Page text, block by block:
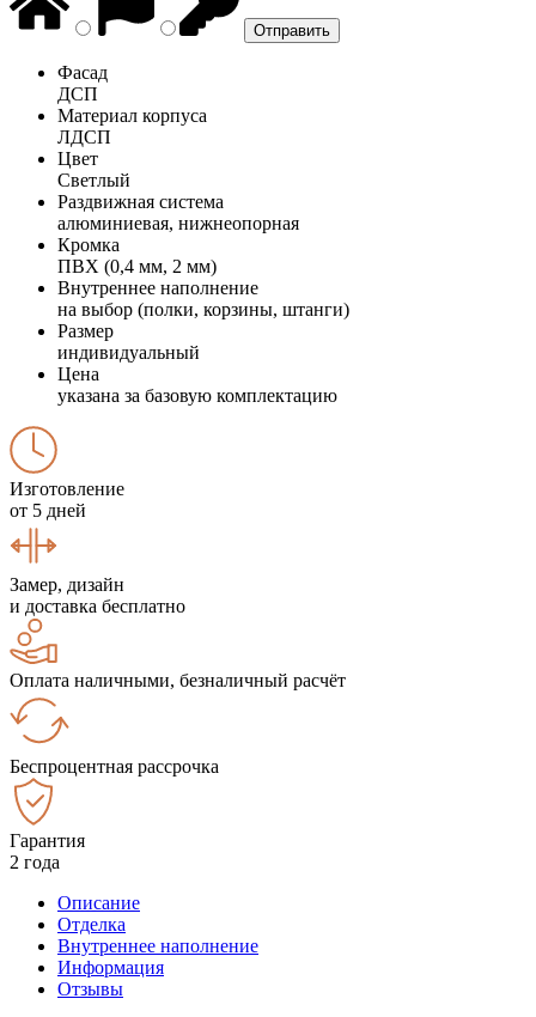
Фасад
ДСП
Материал корпуса
ЛДСП
Цвет
Светлый
Раздвижная система
алюминиевая, нижнеопорная
Кромка
ПВХ (0,4 мм, 2 мм)
Внутреннее наполнение
на выбор (полки, корзины, штанги)
Размер
индивидуальный
Цена
указана за базовую комплектацию
Изготовление
от 5 дней
Замер, дизайн
и доставка бесплатно
Оплата наличными, безналичный расчёт
Беспроцентная рассрочка
Гарантия
2 года
Описание
Отделка
Внутреннее наполнение
Информация
Отзывы